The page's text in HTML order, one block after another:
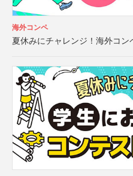
海外コンペ
夏休みにチャレンジ！海外コン